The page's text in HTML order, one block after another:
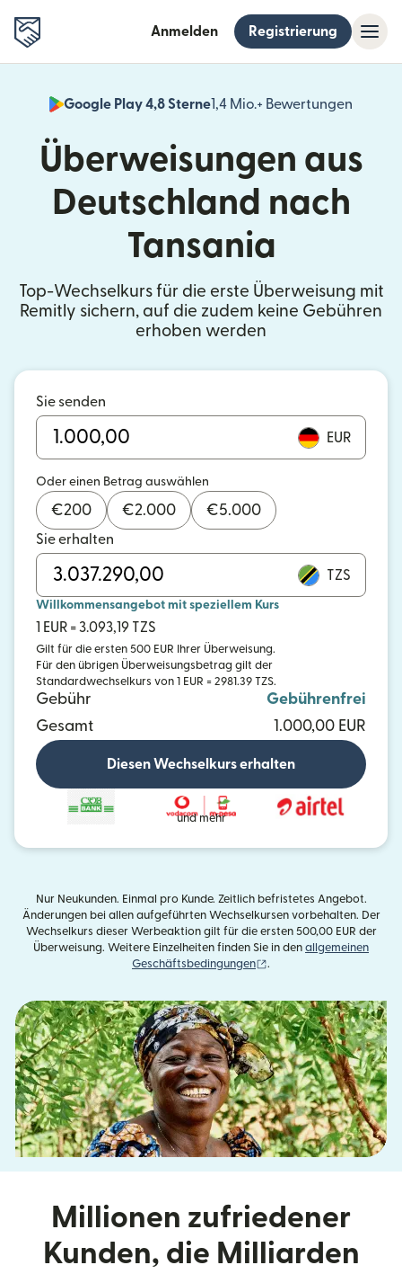
Anmelden Registrierung
Google Play 4,8 Sterne1,4 Mio.+ Bewertungen
Überweisungen aus
Deutschland nach
Tansania
Top-Wechselkurs für die erste Überweisung mit
Remitly sichern, auf die zudem keine Gebühren
erhoben werden
Sie senden
EUR
Oder einen Betrag auswählen
€200 €2.000 €5.000
Sie erhalten
TZS
Willkommensangebot mit speziellem Kurs
1 EUR = 3.093,19 TZS
Gilt für die ersten 500 EUR Ihrer Überweisung.
Für den übrigen Überweisungsbetrag gilt der
Standardwechselkurs von 1 EUR = 2981.39 TZS.
Gebühr
Gebührenfrei
Gesamt
1.000,00 EUR
Diesen Wechselkurs erhalten
und mehr
Nur Neukunden. Einmal pro Kunde. Zeitlich befristetes Angebot.
Änderungen bei allen aufgeführten Wechselkursen vorbehalten. Der
Wechselkurs dieser Werbeaktion gilt für die ersten 500,00 EUR der
Überweisung. Weitere Einzelheiten finden Sie in den allgemeinen
Geschäftsbedingungen
.
Millionen zufriedener
Kunden, die Milliarden